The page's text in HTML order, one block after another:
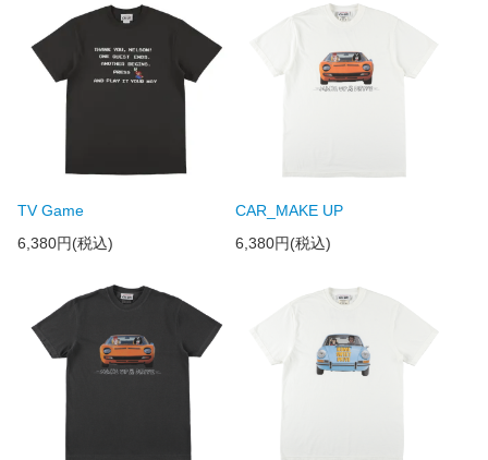
TV Game
6,380円(税込)
CAR_MAKE UP
6,380円(税込)